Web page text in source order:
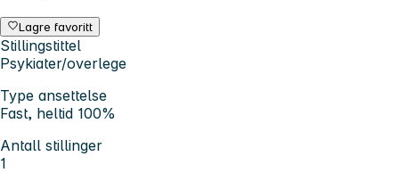
Lagre favoritt
Stillingstittel
Psykiater/overlege
Type ansettelse
Fast, heltid 100%
Antall stillinger
1